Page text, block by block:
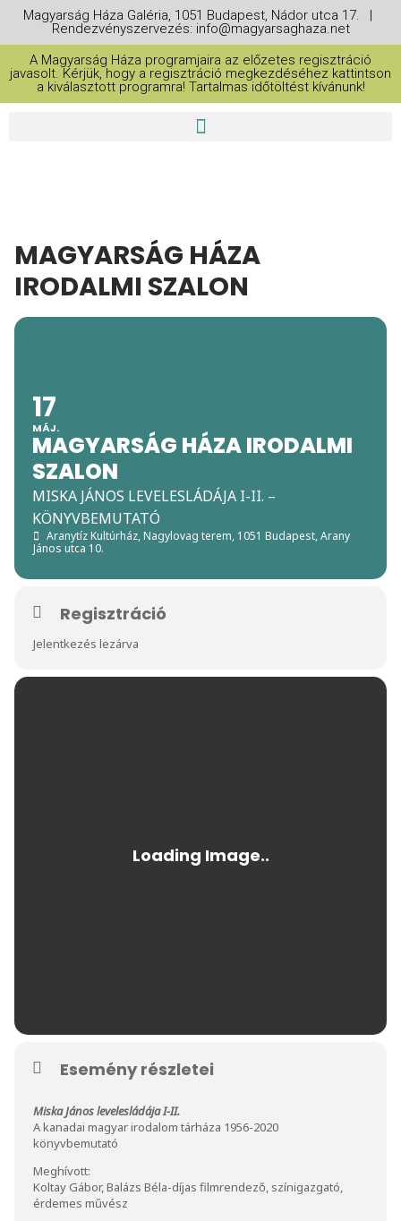
Magyarság Háza Galéria, 1051 Budapest, Nádor utca 17. |
Rendezvényszervezés: info@magyarsaghaza.net
A Magyarság Háza programjaira az előzetes regisztráció
javasolt. Kérjük, hogy a regisztráció megkezdéséhez kattintson
a kiválasztott programra! Tartalmas időtöltést kívánunk!
MAGYARSÁG HÁZA
IRODALMI SZALON
17
MÁJ.
MAGYARSÁG HÁZA IRODALMI
SZALON
MISKA JÁNOS LEVELESLÁDÁJA I-II. –
KÖNYVBEMUTATÓ
Aranytíz Kultúrház, Nagylovag terem, 1051 Budapest, Arany
János utca 10.
Regisztráció
Jelentkezés lezárva
Esemény részletei
Miska János levelesládája I-II.
A kanadai magyar irodalom tárháza 1956-2020
könyvbemutató
Meghívott:
Koltay Gábor, Balázs Béla-díjas filmrendező, színigazgató,
érdemes művész